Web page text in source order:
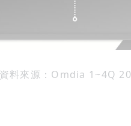
資料來源：Omdia 1~4Q